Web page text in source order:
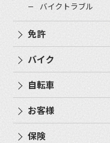
バイクトラブル
免許
バイク
自転車
お客様
保険